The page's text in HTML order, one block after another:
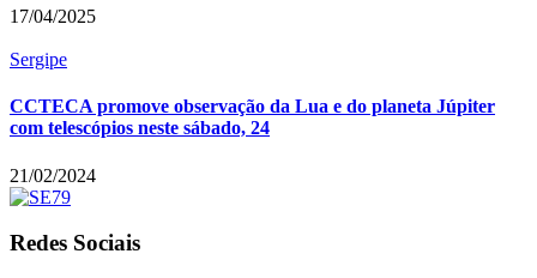
17/04/2025
Sergipe
CCTECA promove observação da Lua e do planeta Júpiter
com telescópios neste sábado, 24
21/02/2024
Redes Sociais